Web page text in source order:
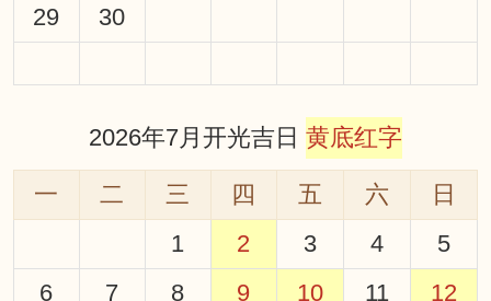
29 30
2026年7月开光吉日 黄底红字
一 二 三 四 五 六
日
1
2 3 4
5
6
7 8 9 10 11
12